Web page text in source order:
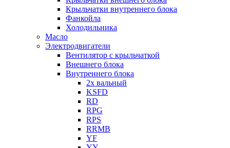
Крыльчатки внутреннего блока
Фанкойла
Холодильника
Масло
Электродвигатели
Вентилятор с крыльчаткой
Внешнего блока
Внутреннего блока
2х вальный
KSFD
RD
RPG
RPS
RRMB
YF